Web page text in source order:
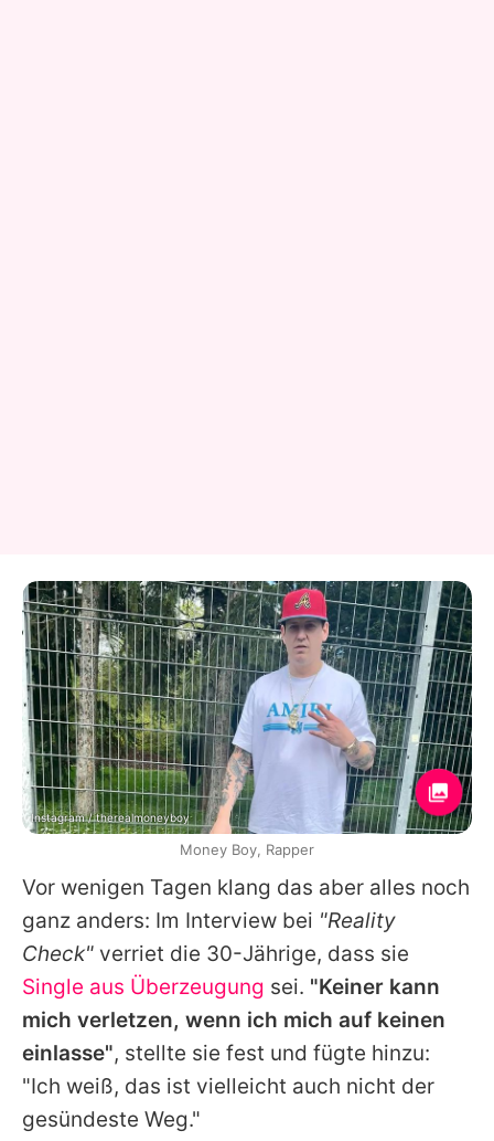
Vor wenigen Tagen klang das aber alles noch
ganz anders: Im Interview bei "Reality
Check" verriet die 30-Jährige, dass sie
Single aus Überzeugung sei. "Keiner kann
mich verletzen, wenn ich mich auf keinen
einlasse", stellte sie fest und fügte hinzu:
"Ich weiß, das ist vielleicht auch nicht der
gesündeste Weg."
Instagram / therealmoneyboy
Money Boy, Rapper